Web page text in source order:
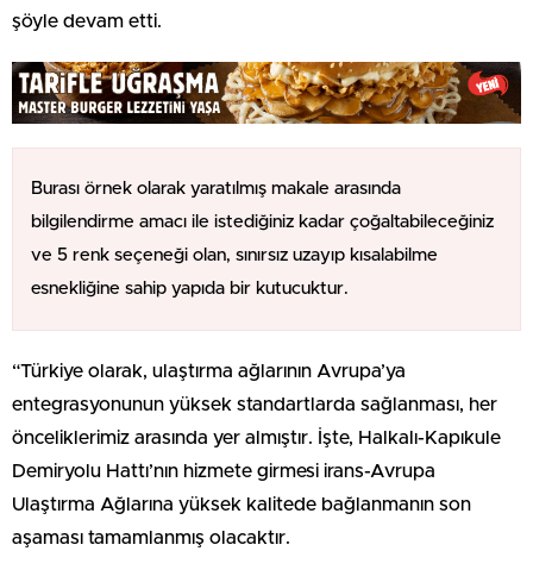
şöyle devam etti.
Burası örnek olarak yaratılmış makale arasında
bilgilendirme amacı ile istediğiniz kadar çoğaltabileceğiniz
ve 5 renk seçeneği olan, sınırsız uzayıp kısalabilme
esnekliğine sahip yapıda bir kutucuktur.
“Türkiye olarak, ulaştırma ağlarının Avrupa’ya
entegrasyonunun yüksek standartlarda sağlanması, her
önceliklerimiz arasında yer almıştır. İşte, Halkalı-Kapıkule
Demiryolu Hattı’nın hizmete girmesi irans-Avrupa
Ulaştırma Ağlarına yüksek kalitede bağlanmanın son
aşaması tamamlanmış olacaktır.